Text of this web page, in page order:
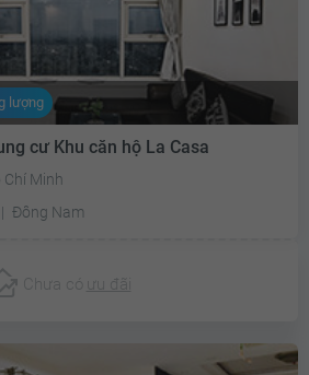
lượng
cư Khu căn hộ La Casa
Chí Minh
Đông Nam
Chưa có ưu đãi